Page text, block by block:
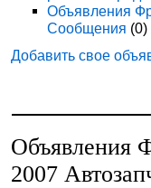
Объявления
Сообщения (0)
Добавить свое
Объявления
2007